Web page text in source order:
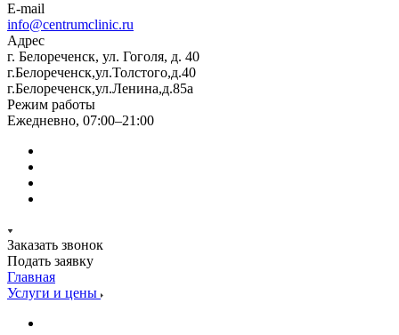
E-mail
info@centrumclinic.ru
Адрес
г. Белореченск, ул. Гоголя, д. 40
г.Белореченск,ул.Толстого,д.40
г.Белореченск,ул.Ленина,д.85а
Режим работы
Ежедневно, 07:00–21:00
Заказать звонок
Подать заявку
Главная
Услуги и цены